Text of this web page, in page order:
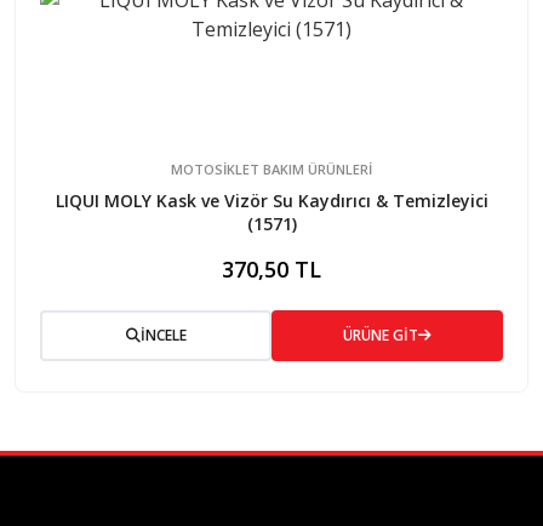
MOTOSİKLET BAKIM ÜRÜNLERİ
LIQUI MOLY Kask ve Vizör Su Kaydırıcı & Temizleyici
(1571)
370,50 TL
İNCELE ÜRÜNE GİT